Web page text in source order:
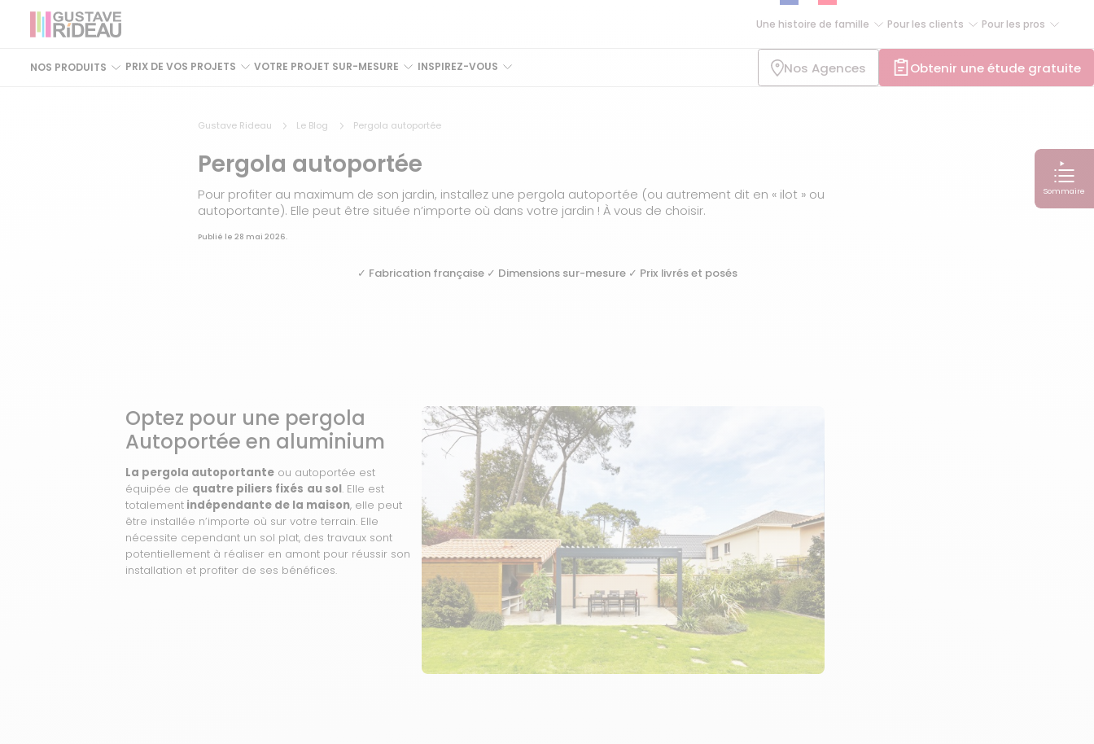
Une histoire de famille Pour les clients Pour les pros
NOS PRODUITS PRIX DE VOS PROJETS VOTRE PROJET SUR-MESURE INSPIREZ-VOUS Nos Agences Obtenir une étude gratuite
Gustave Rideau Le Blog Pergola autoportée
Pergola autoportée
Pour profiter au maximum de son jardin, installez une pergola autoportée (ou autrement dit en « ilot » ou
autoportante). Elle peut être située n’importe où dans votre jardin ! À vous de choisir.
Publié le 28 mai 2026.
Sommaire
✓ Fabrication française ✓ Dimensions sur-mesure ✓ Prix livrés et posés
Optez pour une pergola
Autoportée en aluminium
La pergola autoportante ou autoportée est
équipée de quatre piliers fixés au sol. Elle est
totalement indépendante de la maison, elle peut
être installée n’importe où sur votre terrain. Elle
nécessite cependant un sol plat, des travaux sont
potentiellement à réaliser en amont pour réussir son
installation et profiter de ses bénéfices.